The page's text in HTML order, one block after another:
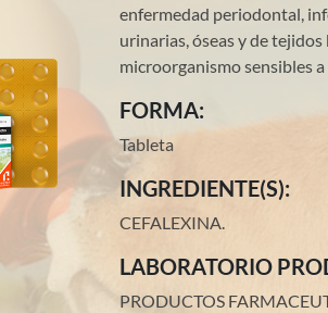
enfermedad periodontal,
urinarias, óseas y de
microorganismo sensibles a
FORMA:
Tableta
INGREDIENTE(S):
CEFALEXINA.
LABORATORIO
PRODUCTOS